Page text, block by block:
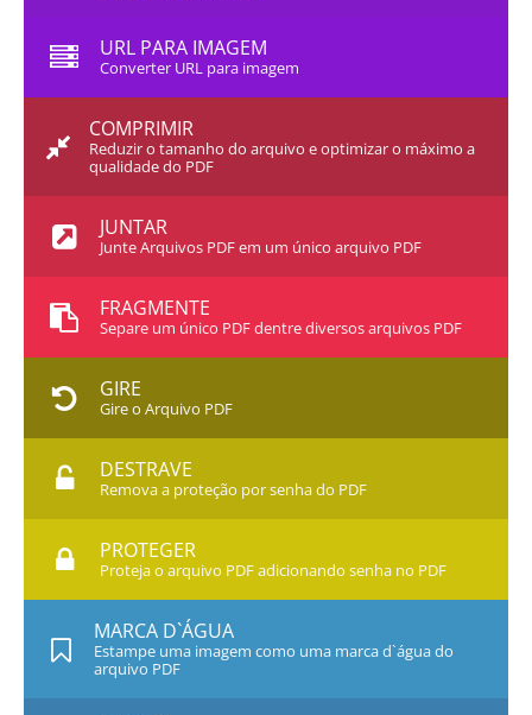
URL PARA IMAGEM
Converter URL para imagem
COMPRIMIR
Reduzir o tamanho do arquivo e optimizar o máximo a
qualidade do PDF
JUNTAR
Junte Arquivos PDF em um único arquivo PDF
FRAGMENTE
Separe um único PDF dentre diversos arquivos PDF
GIRE
Gire o Arquivo PDF
DESTRAVE
Remova a proteção por senha do PDF
PROTEGER
Proteja o arquivo PDF adicionando senha no PDF
MARCA D`ÁGUA
Estampe uma imagem como uma marca d`água do
arquivo PDF